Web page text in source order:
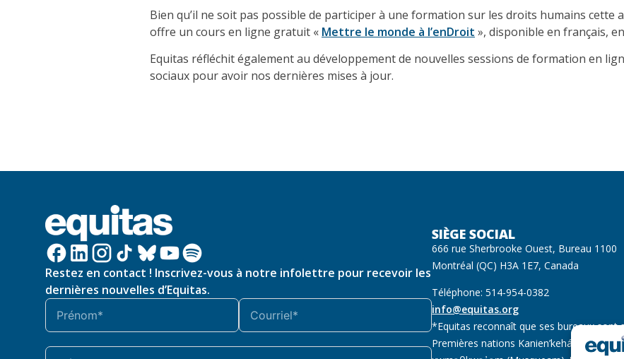
Bien qu’il ne soit pas possible de participer à une formation sur les droits humains cette
offre un cours en ligne gratuit « Mettre le monde à l’enDroit », disponible en français,
Equitas réfléchitégalementau développement de nouvelles sessions de formation en
sociaux pour avoir nos dernières mises à jour.
Restez en contact ! Inscrivez-vous à notre infolettre pour recevoir les
dernières nouvelles d’Equitas.
SIÈGE SOCIAL
666 rue Sherbrooke Ouest, Bureau 1100
Montréal (QC) H3A 1E7, Canada
Téléphone: 514-954-0382
info@equitas.org
*Equitas reconnaît que ses bureaux
Premières nations Kanien’kehá:ka